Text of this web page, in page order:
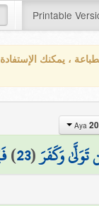
Printable
، يمكنك
20
تَوَلَّىٰ وَكَفَرَ(
23
)